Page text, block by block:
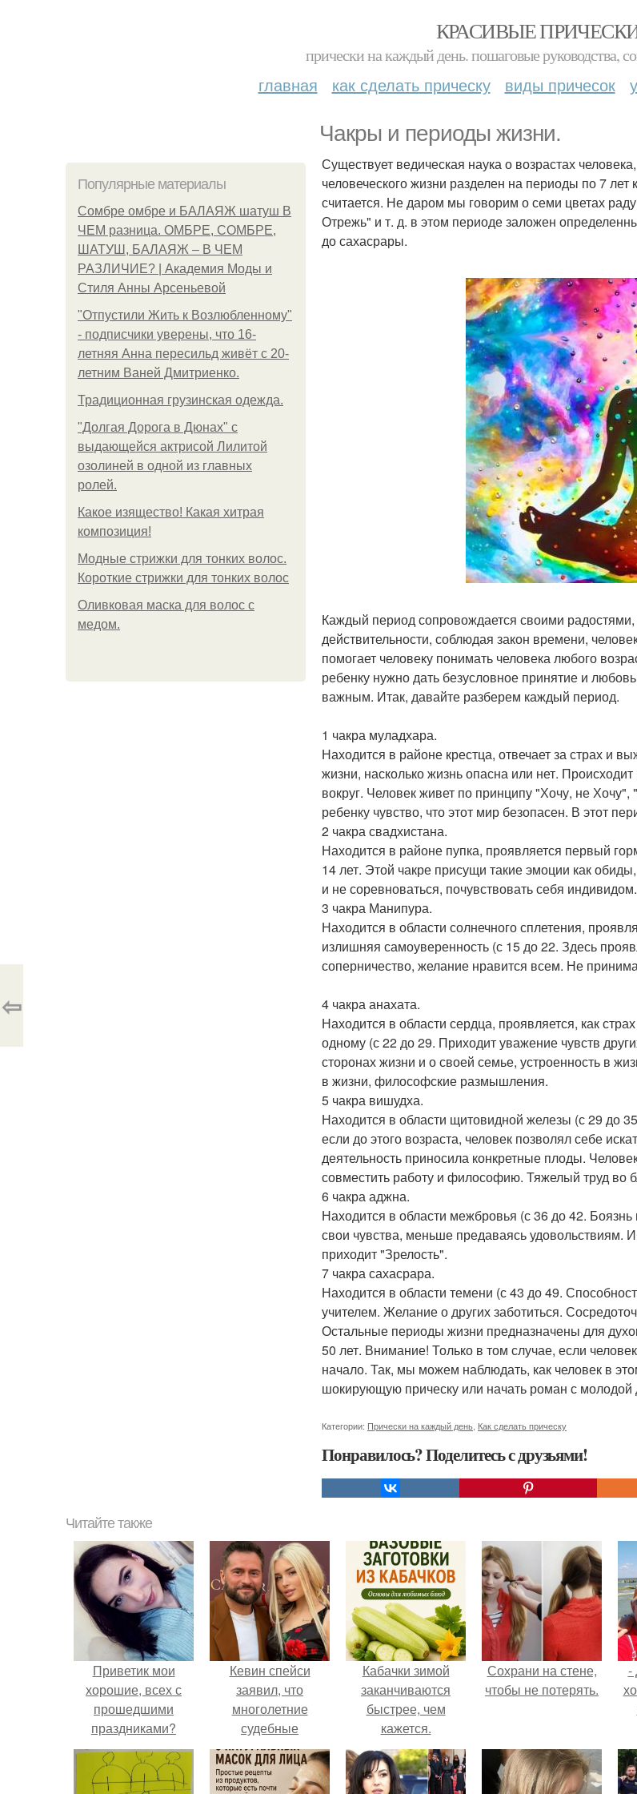
КРАСИВЫЕ
прически на каждый день. пошаговые руководства,
главная как сделать прическу виды причесок
Чакры и периоды жизни.
Популярные материалы
Сомбре омбре и БАЛАЯЖ шатуш В
ЧЕМ разница. ОМБРЕ, СОМБРЕ,
ШАТУШ, БАЛАЯЖ – В ЧЕМ
РАЗЛИЧИЕ? | Академия Моды и
Стиля Анны Арсеньевой
"Отпустили Жить к Возлюбленному"
- подписчики уверены, что 16-
летняя Анна пересильд живёт с 20-
летним Ваней Дмитриенко.
Традиционная грузинская одежда.
"Долгая Дорога в Дюнах" с
выдающейся актрисой Лилитой
озолиней в одной из главных
ролей.
Какое изящество! Какая хитрая
композиция!
Модные стрижки для тонких волос.
Короткие стрижки для тонких волос
Оливковая маска для волос с
медом.
Существует ведическая наука о возрастах
человеческого жизни разделен на периоды по 7
считается. Не даром мы говорим о семи цветах
Отрежь" и т. д. в этом периоде заложен
до сахасрары.
Каждый период сопровождается своими
действительности, соблюдая закон времени,
помогает человеку понимать человека любого
ребенку нужно дать безусловное принятие и
важным. Итак, давайте разберем каждый период.
1 чакра муладхара.
Находится в районе крестца, отвечает за страх и
жизни, насколько жизнь опасна или нет.
вокруг. Человек живет по принципу "Хочу, не
ребенку чувство, что этот мир безопасен. В этот
2 чакра свадхистана.
Находится в районе пупка, проявляется первый
14 лет. Этой чакре присущи такие эмоции как
и не соревноваться, почувствовать себя
3 чакра Манипура.
Находится в области солнечного сплетения,
излишняя самоуверенность (с 15 до 22. Здесь
соперничество, желание нравится всем. Не
4 чакра анахата.
Находится в области сердца, проявляется, как
одному (с 22 до 29. Приходит уважение чувств
сторонах жизни и о своей семье, устроенность в
в жизни, философские размышления.
5 чакра вишудха.
Находится в области щитовидной железы (с 29 до
если до этого возраста, человек позволял себе
деятельность приносила конкретные плоды.
совместить работу и философию. Тяжелый труд во
6 чакра аджна.
Находится в области межбровья (с 36 до 42. Боязнь
свои чувства, меньше предаваясь
приходит "Зрелость".
7 чакра сахасрара.
Находится в области темени (с 43 до 49.
учителем. Желание о других заботиться.
Остальные периоды жизни предназначены для
50 лет. Внимание! Только в том случае, если
начало. Так, мы можем наблюдать, как человек в
шокирующую прическу или начать роман с
Категории: Прически на каждый день Как сделать прическу
Понравилось? Поделитесь с друзьями!
⇦
Читайте также
Приветик мои
хорошие, всех с
прошедшими
праздниками?
Кевин спейси
заявил, что
многолетние
судебные
разбирательства
практически
уничтожили его
Кабачки зимой
заканчиваются
быстрее, чем
кажется.
Сохрани на стене,
чтобы не потерять.
-